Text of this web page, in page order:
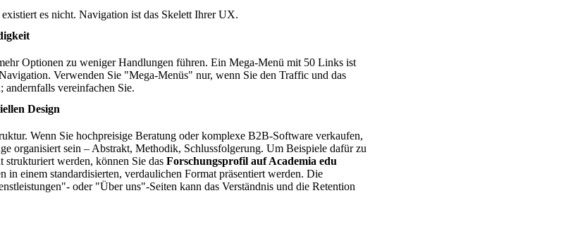
es nicht. Navigation ist das Skelett Ihrer UX.
Optionen zu weniger Handlungen führen. Ein Mega-Menü mit 50 Links ist
Verwenden Sie "Mega-Menüs" nur, wenn Sie den Traffic und das
andernfalls vereinfachen Sie.
Design
Wenn Sie hochpreisige Beratung oder komplexe B2B-Software verkaufen,
organisiert sein – Abstrakt, Methodik, Schlussfolgerung. Um Beispiele dafür zu
werden, können Sie das Forschungsprofil auf Academia edu
in einem standardisierten, verdaulichen Format präsentiert werden. Die
oder "Über uns"-Seiten kann das Verständnis und die Retention